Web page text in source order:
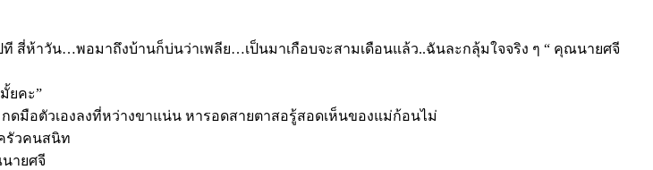
ห้าวัน…พอมาถึงบ้านก็บ่นว่าเพลีย…เป็นมาเกือบจะสามเดือนแล้ว..ฉันละกลุ้มใจจริง ๆ “ คุณนายศจี
ยคะ”
ดมือตัวเองลงที่หว่างขาแน่น หารอดสายตาสอรู้สอดเห็นของแม่ก้อนไม่
รัวคนสนิท
ายศจี